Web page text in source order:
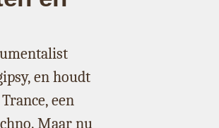
en houdt
een
Maar nu